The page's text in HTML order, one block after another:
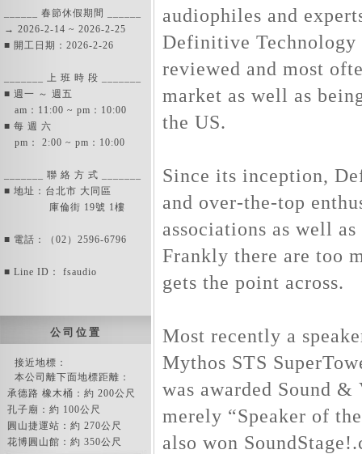
______ 春節休假期間 ______
→ 2026-2-14 ~ 2026-2-25
■ 開工日期：2026-2-26
_______ 上 班 時 段 _______
■ 週一 ～ 週五
am：11:00 ~ pm：10:00
■ 每 週 六
pm： 2:00 ~ pm：10:00
_______ 聯 絡 方 式 _______
■ 地址：台北市 大同區
庫倫街 19號 1樓
■ 電話：（02）2596-6796
■ Line ID： fsaudio
公 司 位 置
接近地標：
本公司離下面地標距離：
承德路 橡木桶：約 200公尺
孔子廟：約 100公尺
圓山捷運站：約 270公尺
花博圓山館：約 350公尺
audiophiles and
Definitive Technology
reviewed and most
market as well as
the US.
Since its inception,
and over-the-top
associations as well
Frankly there are too
gets the point across.
Most recently a
Mythos STS
was awarded Sound
merely “Speaker of
also won